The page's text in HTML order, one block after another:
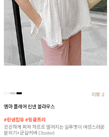
리뷰:2
엠마 플레어 린넨 블라우스
#린넨함유 #링클프리
은은하게 퍼져 차르르 떨어지는 실루엣이 여성스러운
분위기+군살커버 (3color)